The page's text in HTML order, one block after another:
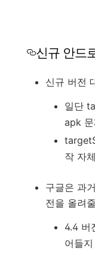
신규 안드
신규 버전
일단
apk 문
작 자
구글은 과
전을 올려
4.4 버
어들